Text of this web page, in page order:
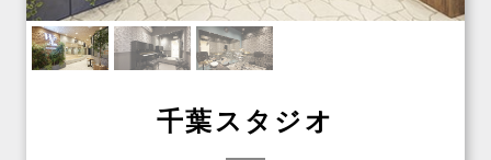
千葉スタジオ